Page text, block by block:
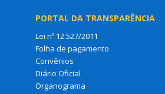
PORTAL DA TRANSPARÊNCIA
Lei nº 12.527/2011
Folha de pagamento
Convênios
Diário Oficial
Organograma